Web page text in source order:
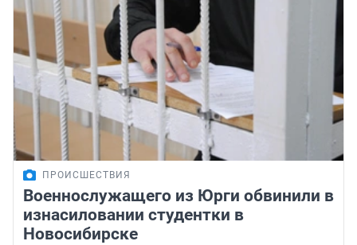
ПРОИСШЕСТВИЯ
Военнослужащего из Юрги обвинили в
изнасиловании студентки в
Новосибирске